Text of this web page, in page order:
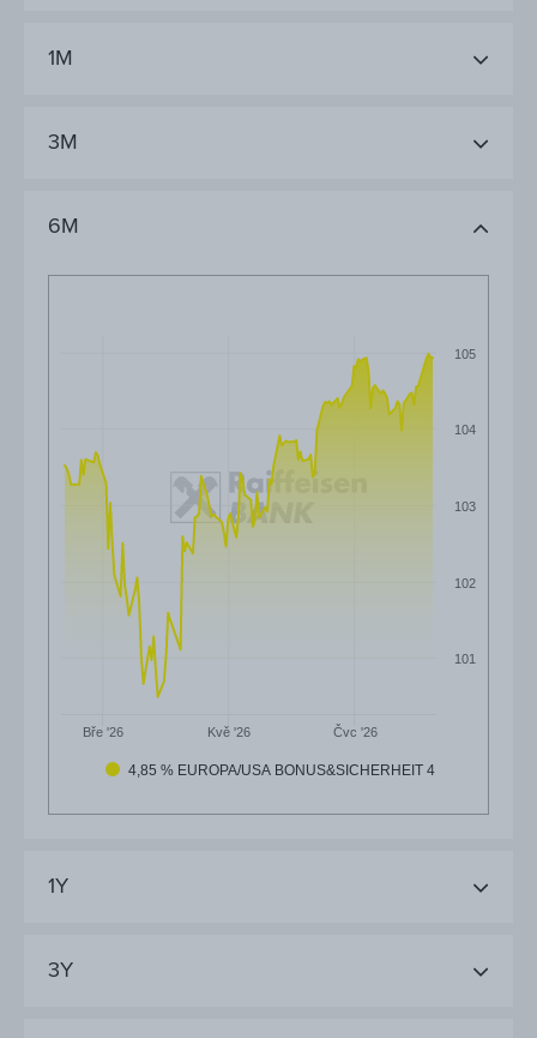
1M
3M
6M
4,85 % EUROPA/USA BONUS&SICHERHEIT 4
Bře '26 Kvě '26 Čvc '26
101
102
103
104
105
1Y
3Y